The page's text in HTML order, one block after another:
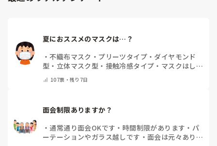
夏におススメのマスクは…？
・不織布マスク ・ プリーツタイプ・ ダイヤモンド
型 ・ 立体マスク型 ・ 接触冷感タイプ ・ マスクはしま
107票・残り7日
面会制限ありますか？
・ 通常通り面会OKです ・ 時間制限があります ・ パ
ーテーションやガラス越しです ・ 面会は元々ありま